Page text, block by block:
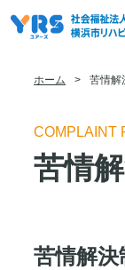
ホーム > 苦情解
COMPLAINT
苦情
苦情解